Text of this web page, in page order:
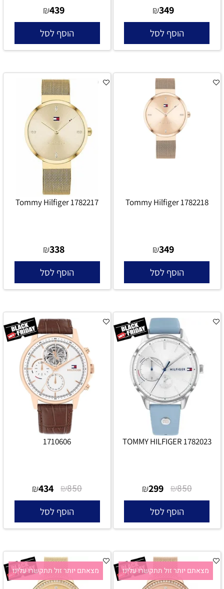
₪349
הוסף לסל
₪439
הוסף לסל
Tommy Hilfiger 1782218
₪349
הוסף לסל
Tommy Hilfiger 1782217
₪338
הוסף לסל
TOMMY HILFIGER 1782023
₪850
₪299
הוסף לסל
1710606
₪850
₪434
הוסף לסל
מצאתם יותר זול תתקשרו עלינו מצאתם יותר זול תתקשרו עלינו